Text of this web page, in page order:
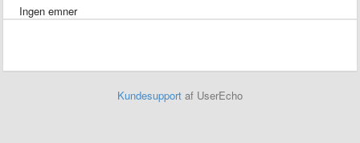
Ingen emner
Kundesupport af UserEcho